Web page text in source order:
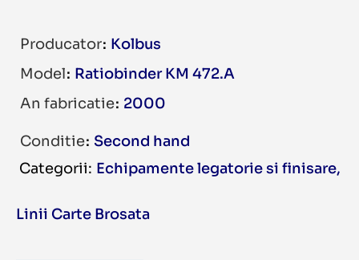
Producator Kolbus
Model Ratiobinder KM 472.A
An fabricatie 2000
Conditie Second hand
Echipamente legatorie si finisare
Linii Carte Brosata